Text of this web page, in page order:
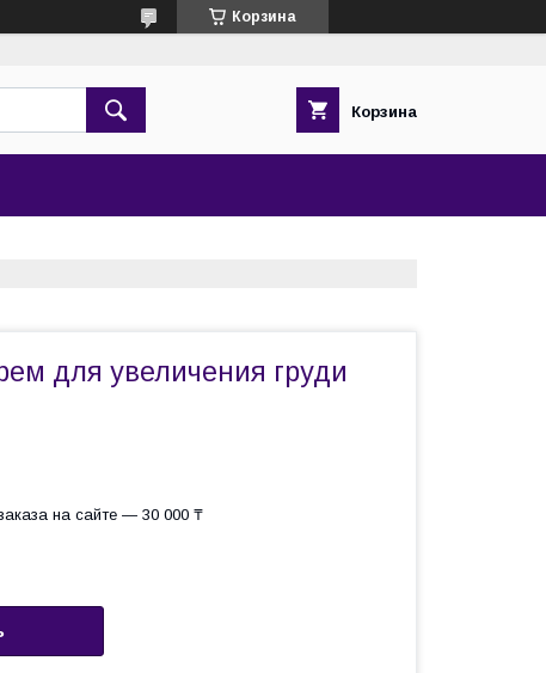
Корзина
Корзина
для увеличения груди
на сайте — 30 000 ₸